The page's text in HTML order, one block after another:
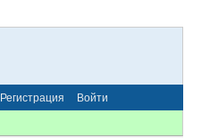
Регистрация Войти